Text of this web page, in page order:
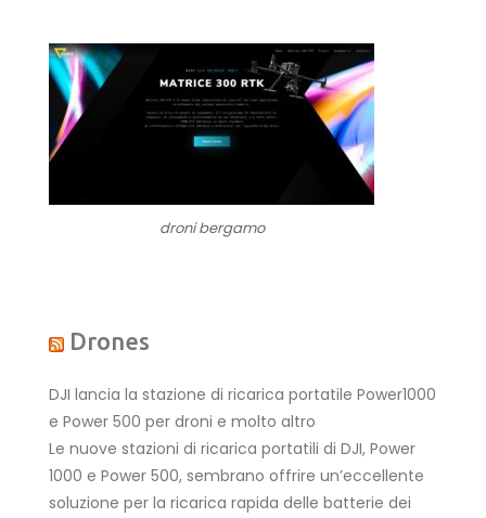
droni bergamo
Drones
DJI lancia la stazione di ricarica portatile Power1000
e Power 500 per droni e molto altro
Le nuove stazioni di ricarica portatili di DJI, Power
1000 e Power 500, sembrano offrire un’eccellente
soluzione per la ricarica rapida delle batterie dei